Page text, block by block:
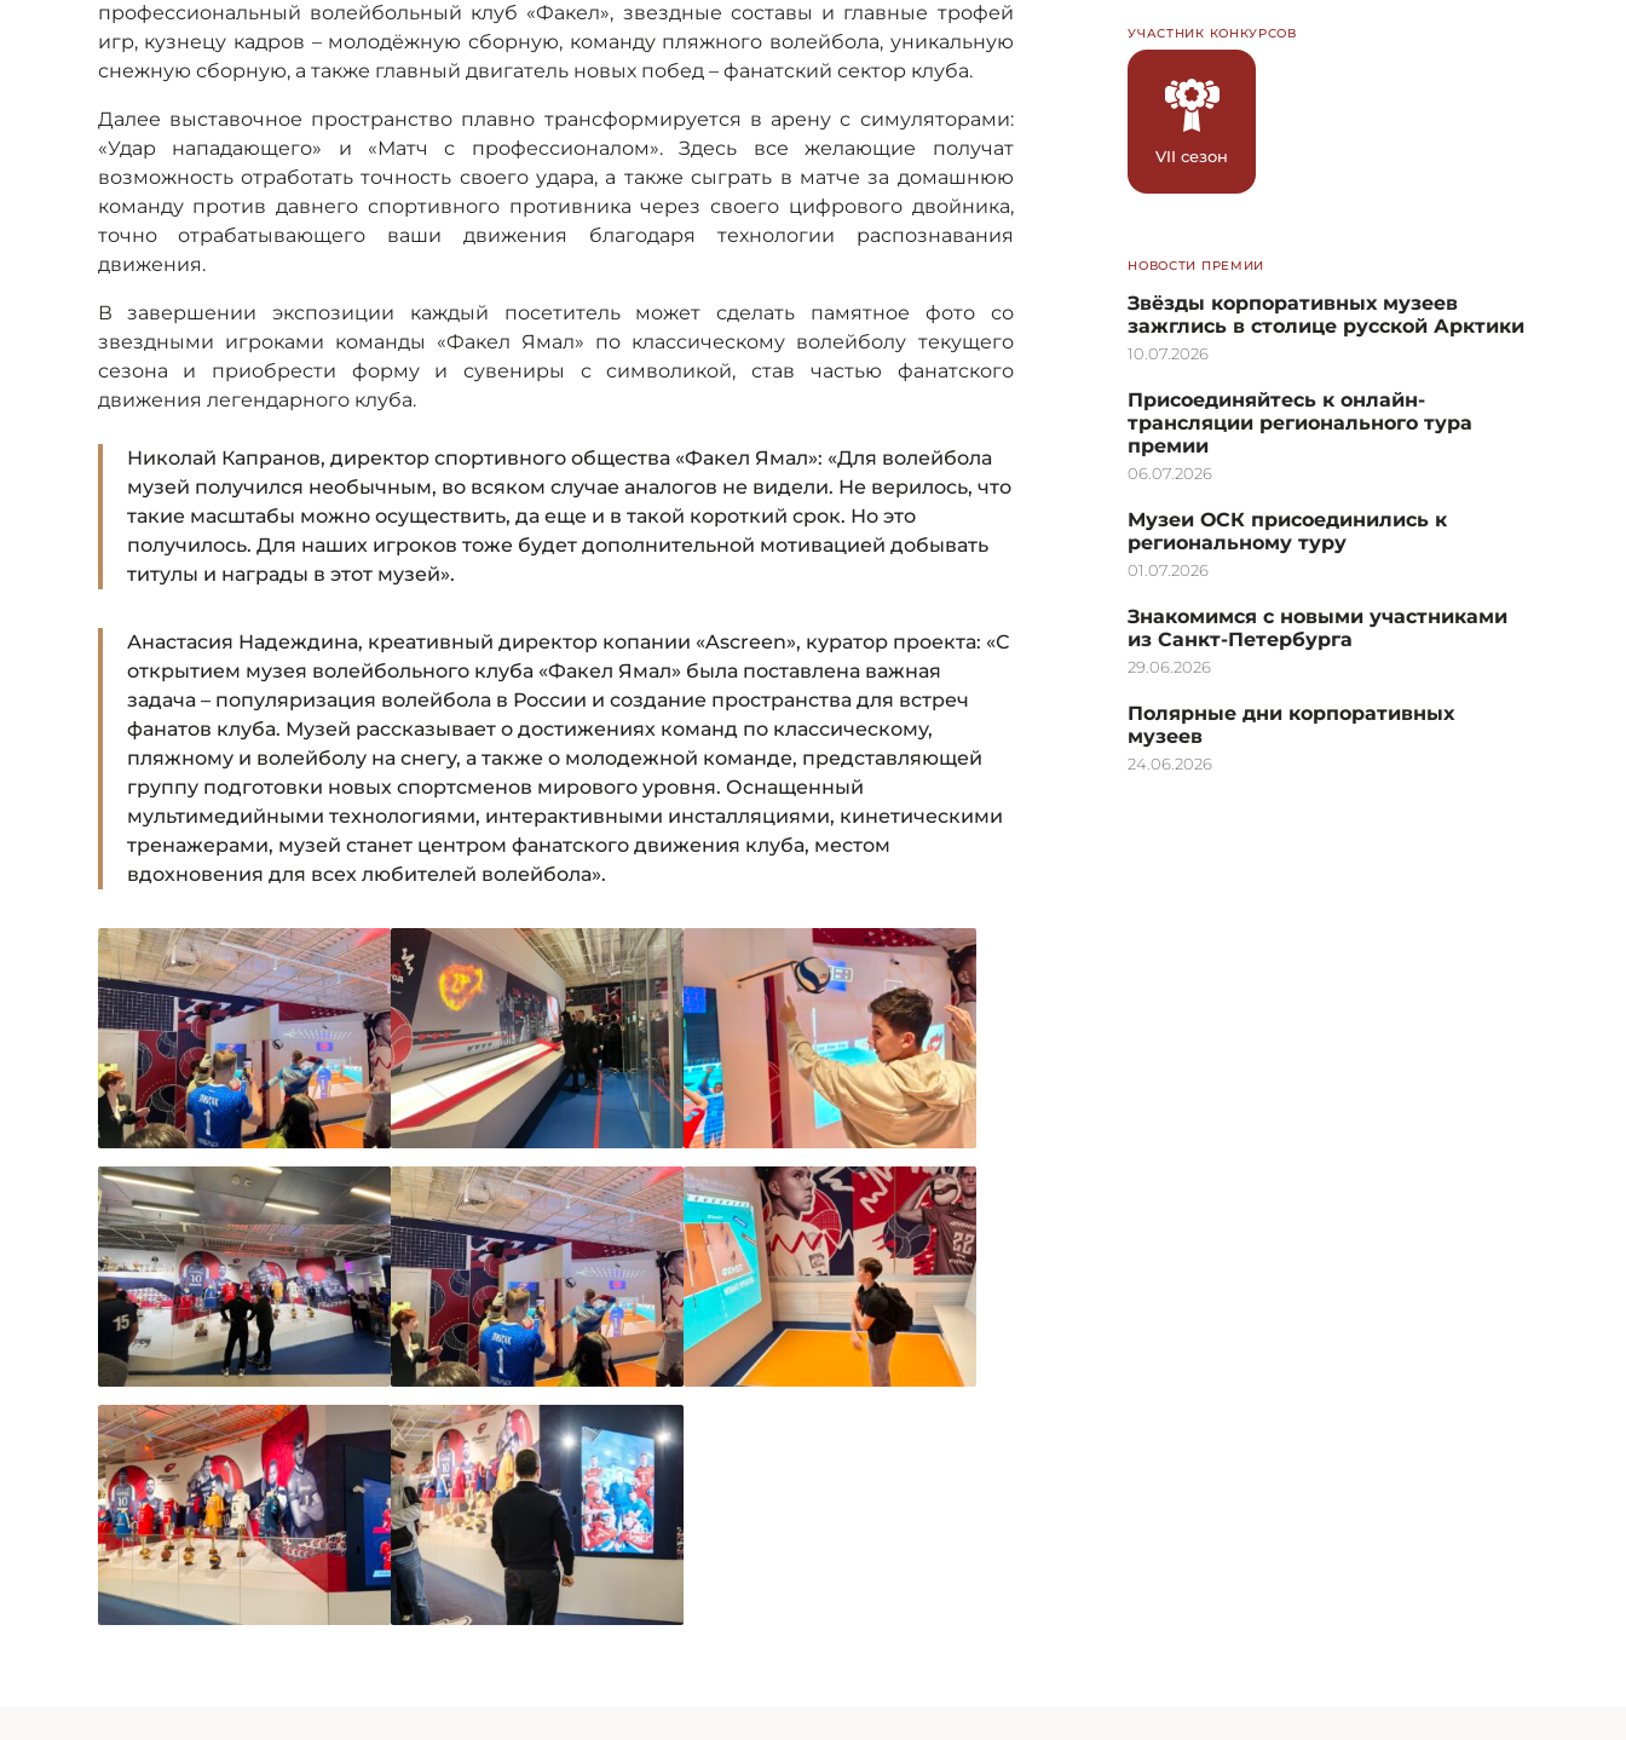
профессиональный волейбольный клуб «Факел», звездные составы и главные трофей
игр, кузнецу кадров – молодёжную сборную, команду пляжного волейбола, уникальную
снежную сборную, а также главный двигатель новых побед – фанатский сектор клуба.
Далее выставочное пространство плавно трансформируется в арену с симуляторами:
«Удар нападающего» и «Матч с профессионалом». Здесь все желающие получат
возможность отработать точность своего удара, а также сыграть в матче за домашнюю
команду против давнего спортивного противника через своего цифрового двойника,
точно отрабатывающего ваши движения благодаря технологии распознавания
движения.
В завершении экспозиции каждый посетитель может сделать памятное фото со
звездными игроками команды «Факел Ямал» по классическому волейболу текущего
сезона и приобрести форму и сувениры с символикой, став частью фанатского
движения легендарного клуба.
Николай Капранов, директор спортивного общества «Факел Ямал»: «Для волейбола
музей получился необычным, во всяком случае аналогов не видели. Не верилось, что
такие масштабы можно осуществить, да еще и в такой короткий срок. Но это
получилось. Для наших игроков тоже будет дополнительной мотивацией добывать
титулы и награды в этот музей».
Анастасия Надеждина, креативный директор копании «Ascreen», куратор проекта: «С
открытием музея волейбольного клуба «Факел Ямал» была поставлена важная
задача – популяризация волейбола в России и создание пространства для встреч
фанатов клуба. Музей рассказывает о достижениях команд по классическому,
пляжному и волейболу на снегу, а также о молодежной команде, представляющей
группу подготовки новых спортсменов мирового уровня. Оснащенный
мультимедийными технологиями, интерактивными инсталляциями, кинетическими
тренажерами, музей станет центром фанатского движения клуба, местом
вдохновения для всех любителей волейбола».
УЧАСТНИК КОНКУРСОВ
VII сезон
НОВОСТИ ПРЕМИИ
Звёзды корпоративных музеев
зажглись в столице русской Арктики
10.07.2026
Присоединяйтесь к онлайн-
трансляции регионального тура
премии
06.07.2026
Музеи ОСК присоединились к
региональному туру
01.07.2026
Знакомимся с новыми участниками
из Санкт-Петербурга
29.06.2026
Полярные дни корпоративных
музеев
24.06.2026